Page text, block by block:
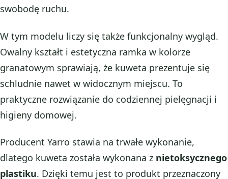
swobodę ruchu.
W tym modelu liczy się także funkcjonalny wygląd.
Owalny kształt i estetyczna ramka w kolorze
granatowym sprawiają, że kuweta prezentuje się
schludnie nawet w widocznym miejscu. To
praktyczne rozwiązanie do codziennej pielęgnacji i
higieny domowej.
Producent Yarro stawia na trwałe wykonanie,
dlatego kuweta została wykonana z nietoksycznego
plastiku. Dzięki temu jest to produkt przeznaczony